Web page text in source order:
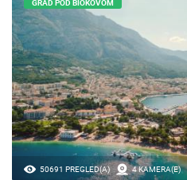
50691 PREGLED(A) 4 KAMERA(E)
GRAD POD BIOKOVOM